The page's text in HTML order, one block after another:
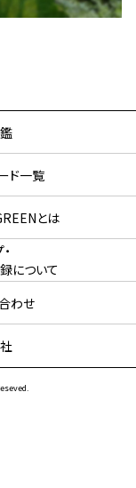
ド一覧
とは
について
わせ